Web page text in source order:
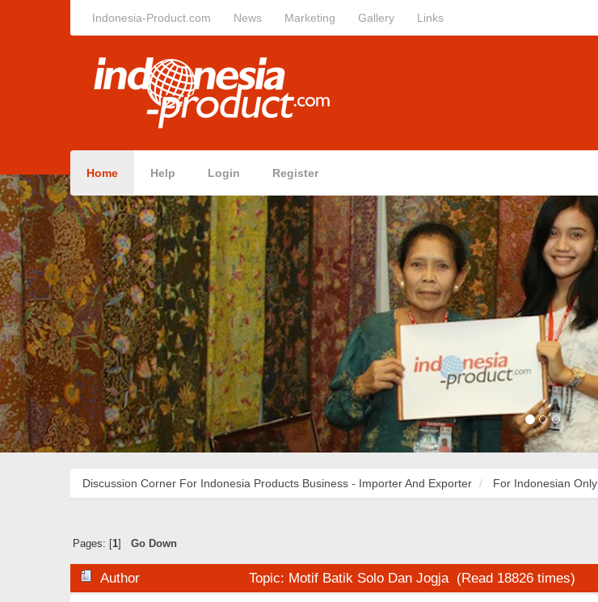
Indonesia-Product.com News Marketing Gallery Links
Home Help Login Register
Discussion Corner For Indonesia Products Business - Importer And Exporter For Indonesian Only
Pages: [ 1] Go Down
Author Topic: Motif Batik Solo Dan Jogja (Read 18826 times)